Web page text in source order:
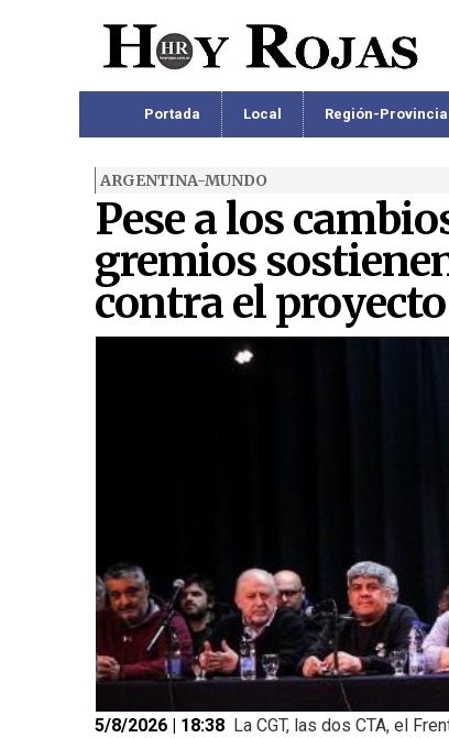
Portada Local Región-Provincia
ARGENTINA-MUNDO
Pese a los
gremios
contra el
5/8/2026 | 18:38 La CGT, las dos CTA, el